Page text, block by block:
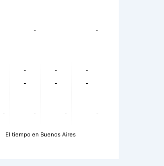
- -
-
-
-
-
-
-
-
-
-
-
El tiempo en Buenos Aires